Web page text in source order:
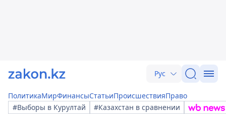
Рус
ПолитикаМирФинансыСтатьиПроисшествияПраво
#Выборы в Курултай
#Казахстан в сравнении